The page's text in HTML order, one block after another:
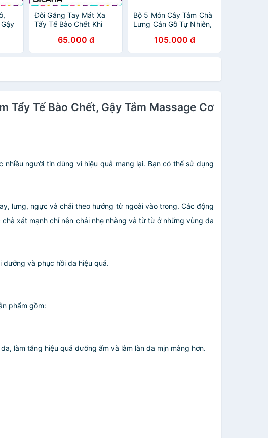
Đã -
Đôi Găng Tay Mát Xa
Tẩy Tế Bào Chết Khi
Tốt Có Móc Treo Tiện
Dụng (Hàng Chính
65.000 đ
Bộ 5 Món Cây Tắm Chà
Lưng Cán Gỗ Tự Nhiên,
Bào Chết, Gậy Tắm
Massage Cơ Thể Sạch
105.000 đ
Tẩy Tế Bào Chết, Gậy Tắm Massage Cơ
người tin dùng vì hiệu quả mang lại. Bạn có thể sử dụng
lưng, ngực và chải theo hướng từ ngoài vào trong. Các động
xát mạnh chỉ nên chải nhẹ nhàng và từ từ ở những vùng da
và phục hồi da hiệu quả.
phẩm gồm:
làm tăng hiệu quả dưỡng ẩm và làm làn da mịn màng hơn.